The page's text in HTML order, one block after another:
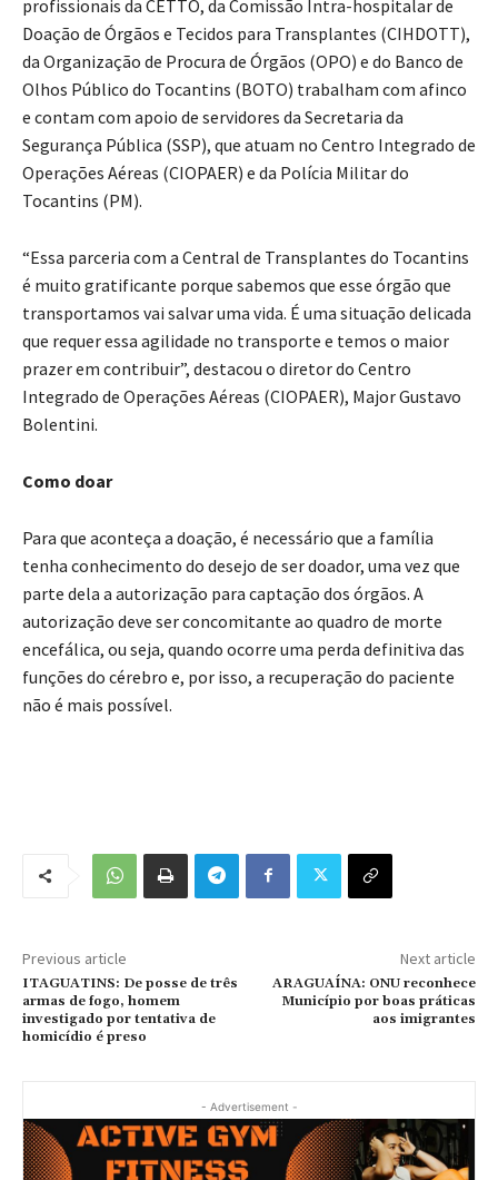
profissionais da CETTO, da Comissão Intra-hospitalar de
Doação de Órgãos e Tecidos para Transplantes (CIHDOTT),
da Organização de Procura de Órgãos (OPO) e do Banco de
Olhos Público do Tocantins (BOTO) trabalham com afinco
e contam com apoio de servidores da Secretaria da
Segurança Pública (SSP), que atuam no Centro Integrado de
Operações Aéreas (CIOPAER) e da Polícia Militar do
Tocantins (PM).
“Essa parceria com a Central de Transplantes do Tocantins
é muito gratificante porque sabemos que esse órgão que
transportamos vai salvar uma vida. É uma situação delicada
que requer essa agilidade no transporte e temos o maior
prazer em contribuir”, destacou o diretor do Centro
Integrado de Operações Aéreas (CIOPAER), Major Gustavo
Bolentini.
Como doar
Para que aconteça a doação, é necessário que a família
tenha conhecimento do desejo de ser doador, uma vez que
parte dela a autorização para captação dos órgãos. A
autorização deve ser concomitante ao quadro de morte
encefálica, ou seja, quando ocorre uma perda definitiva das
funções do cérebro e, por isso, a recuperação do paciente
não é mais possível.
Previous article
ITAGUATINS: De posse de três
armas de fogo, homem
investigado por tentativa de
homicídio é preso
Next article
ARAGUAÍNA: ONU reconhece
Município por boas práticas
aos imigrantes
- Advertisement -